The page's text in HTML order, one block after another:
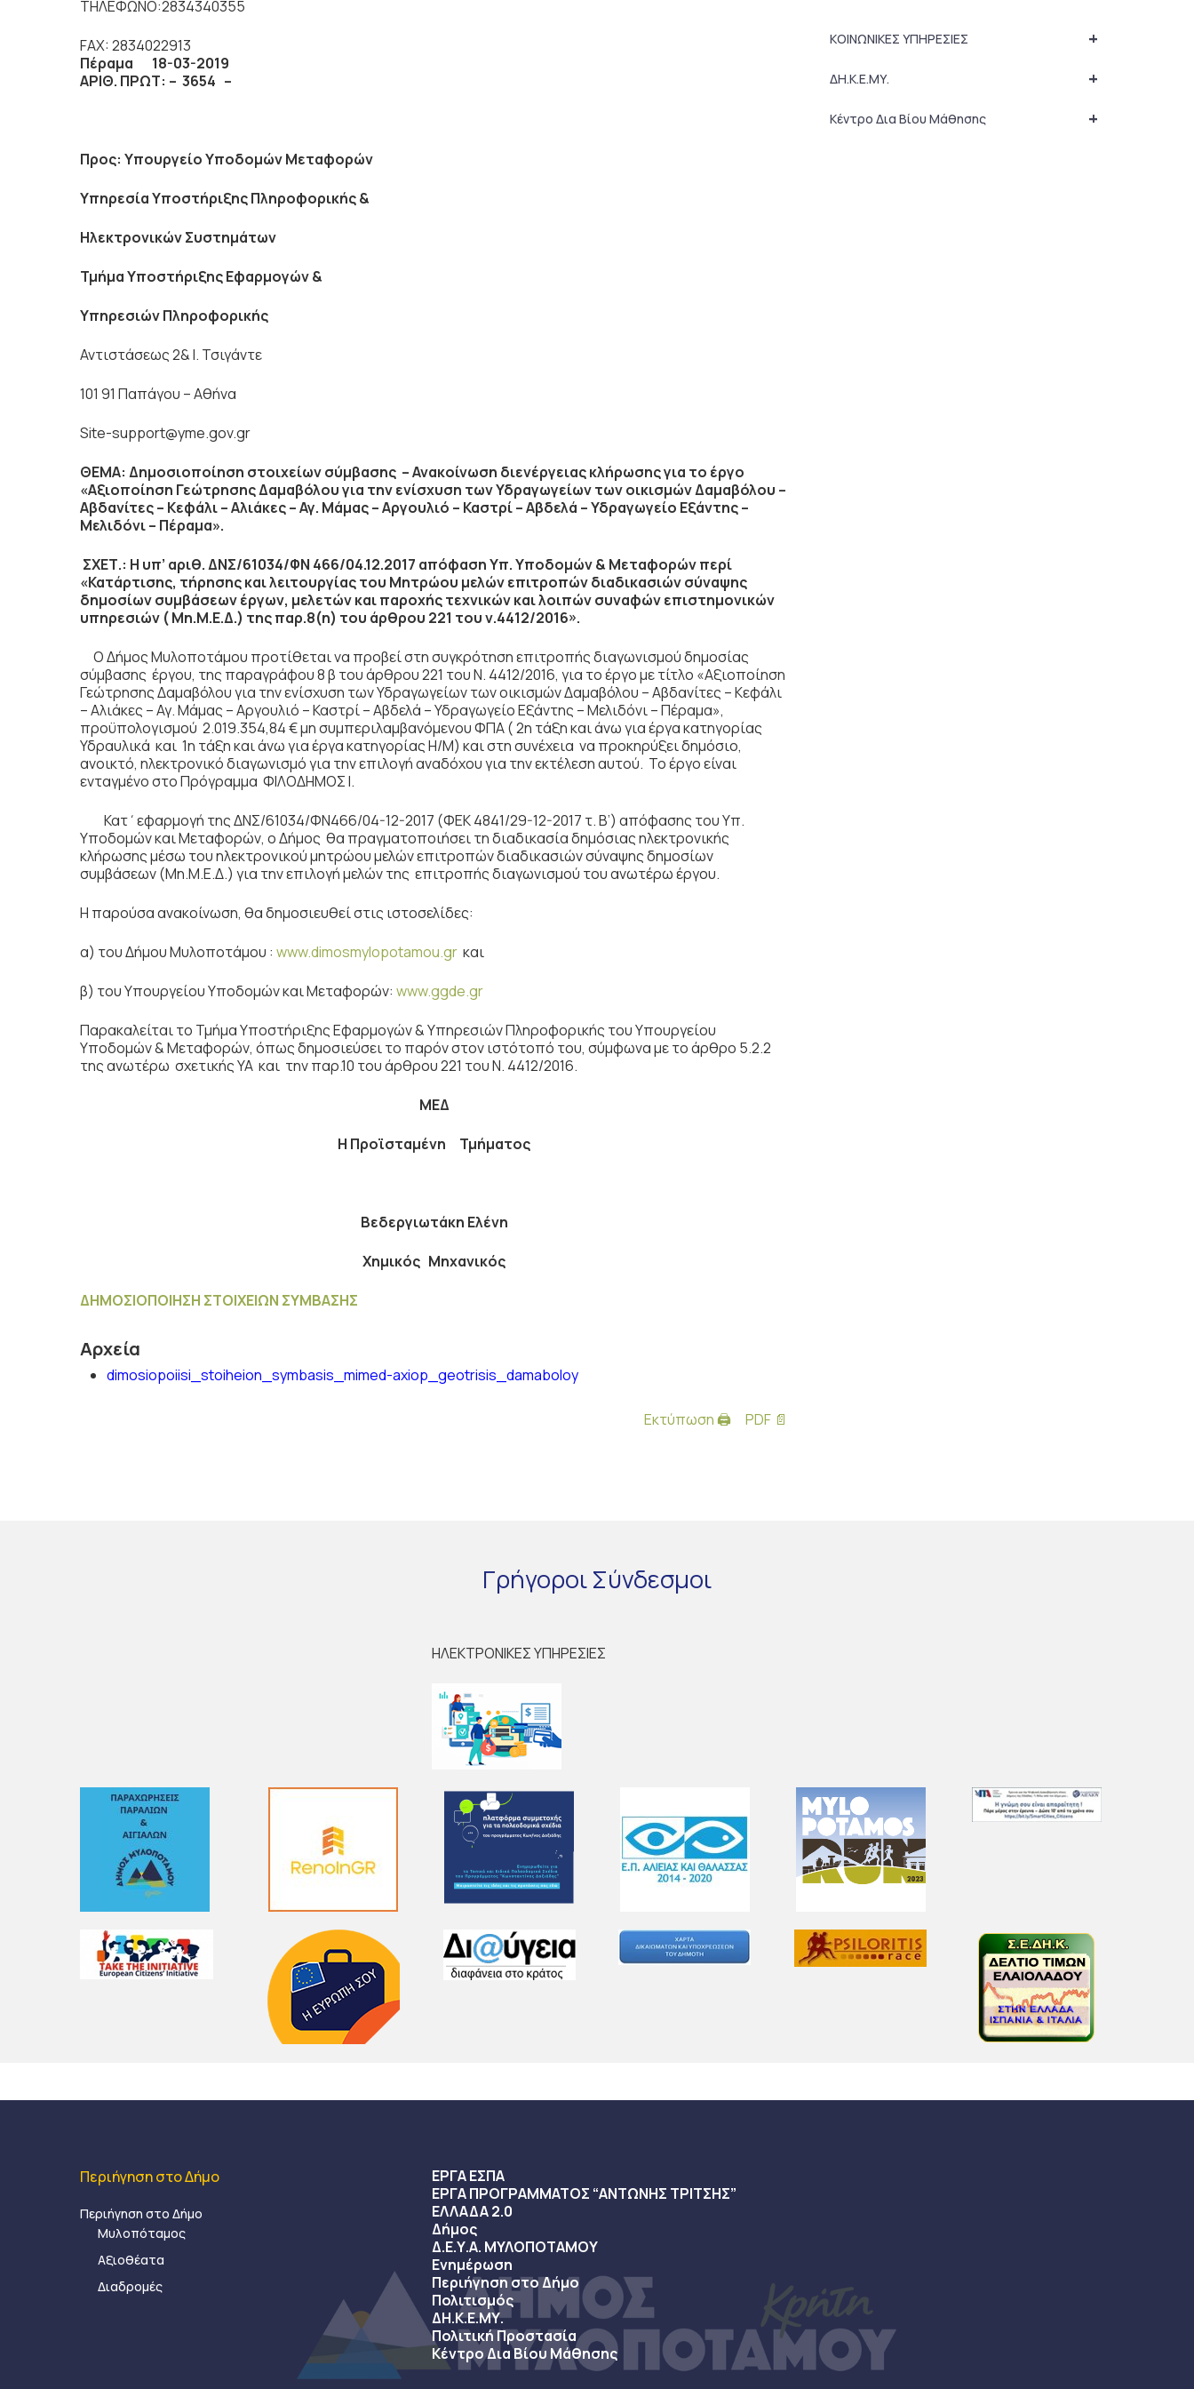
ΤΗΛΕΦΩΝΟ:2834340355
FAX: 2834022913
Πέραμα 18-03-2019
ΑΡΙΘ. ΠΡΩΤ: – 3654 –
Προς: Υπουργείο Υποδομών Μεταφορών
Υπηρεσία Υποστήριξης Πληροφορικής &
Ηλεκτρονικών Συστημάτων
Τμήμα Υποστήριξης Εφαρμογών &
Υπηρεσιών Πληροφορικής
Αντιστάσεως 2& Ι. Τσιγάντε
101 91 Παπάγου – Αθήνα
Site-support@yme.gov.gr
ΘΕΜΑ: Δημοσιοποίηση στοιχείων σύμβασης – Ανακοίνωση διενέργειας κλήρωσης για το έργο
«Αξιοποίηση Γεώτρησης Δαμαβόλου για την ενίσχυση των Υδραγωγείων των οικισμών Δαμαβόλου –
Αβδανίτες – Κεφάλι – Αλιάκες – Αγ. Μάμας – Αργουλιό – Καστρί – Αβδελά – Υδραγωγείο Εξάντης –
Μελιδόνι – Πέραμα».
ΣΧΕΤ.: Η υπ’ αριθ. ΔΝΣ/61034/ΦΝ 466/04.12.2017 απόφαση Υπ. Υποδομών & Μεταφορών περί
«Κατάρτισης, τήρησης και λειτουργίας του Μητρώου μελών επιτροπών διαδικασιών σύναψης
δημοσίων συμβάσεων έργων, μελετών και παροχής τεχνικών και λοιπών συναφών επιστημονικών
υπηρεσιών ( Μη.Μ.Ε.Δ.) της παρ.8(η) του άρθρου 221 του ν.4412/2016».
Ο Δήμος Μυλοποτάμου προτίθεται να προβεί στη συγκρότηση επιτροπής διαγωνισμού δημοσίας
σύμβασης έργου, της παραγράφου 8 β του άρθρου 221 του Ν. 4412/2016, για το έργο με τίτλο «Αξιοποίηση
Γεώτρησης Δαμαβόλου για την ενίσχυση των Υδραγωγείων των οικισμών Δαμαβόλου – Αβδανίτες – Κεφάλι
– Αλιάκες – Αγ. Μάμας – Αργουλιό – Καστρί – Αβδελά – Υδραγωγείο Εξάντης – Μελιδόνι – Πέραμα»,
προϋπολογισμού 2.019.354,84 € μη συμπεριλαμβανόμενου ΦΠΑ ( 2η τάξη και άνω για έργα κατηγορίας
Υδραυλικά και 1η τάξη και άνω για έργα κατηγορίας Η/Μ) και στη συνέχεια να προκηρύξει δημόσιο,
ανοικτό, ηλεκτρονικό διαγωνισμό για την επιλογή αναδόχου για την εκτέλεση αυτού. Το έργο είναι
ενταγμένο στο Πρόγραμμα ΦΙΛΟΔΗΜΟΣ Ι.
Κατ΄εφαρμογή της ΔΝΣ/61034/ΦΝ466/04-12-2017 (ΦΕΚ 4841/29-12-2017 τ. Β’) απόφασης του Υπ.
Υποδομών και Μεταφορών, ο Δήμος θα πραγματοποιήσει τη διαδικασία δημόσιας ηλεκτρονικής
κλήρωσης μέσω του ηλεκτρονικού μητρώου μελών επιτροπών διαδικασιών σύναψης δημοσίων
συμβάσεων (Μη.Μ.Ε.Δ.) για την επιλογή μελών της επιτροπής διαγωνισμού του ανωτέρω έργου.
Η παρούσα ανακοίνωση, θα δημοσιευθεί στις ιστοσελίδες:
α) του Δήμου Μυλοποτάμου : www.dimosmylopotamou.gr και
β) του Υπουργείου Υποδομών και Μεταφορών: www.ggde.gr
Παρακαλείται το Τμήμα Υποστήριξης Εφαρμογών & Υπηρεσιών Πληροφορικής του Υπουργείου
Υποδομών & Μεταφορών, όπως δημοσιεύσει το παρόν στον ιστότοπό του, σύμφωνα με το άρθρο 5.2.2
της ανωτέρω σχετικής ΥΑ και την παρ.10 του άρθρου 221 του Ν. 4412/2016.
ΜΕΔ
Η Προϊσταμένη Τμήματος
Βεδεργιωτάκη Ελένη
Χημικός Μηχανικός
ΔΗΜΟΣΙΟΠΟΙΗΣΗ ΣΤΟΙΧΕΙΩΝ ΣΥΜΒΑΣΗΣ
Αρχεία
dimosiopoiisi_stoiheion_symbasis_mimed-axiop_geotrisis_damaboloy
Εκτύπωση 🖨 PDF 📄
+
ΚΟΙΝΩΝΙΚΕΣ ΥΠΗΡΕΣΙΕΣ
+
ΔΗ.Κ.Ε.ΜΥ.
+
Κέντρο Δια Βίου Μάθησης
ΓρήγοροιΣύνδεσμοι
ΗΛΕΚΤΡΟΝΙΚΕΣ ΥΠΗΡΕΣΙΕΣ
Περιήγηση στο Δήμο
Περιήγηση στο Δήμο
Μυλοπόταμος
Αξιοθέατα
Διαδρομές
ΕΡΓΑ ΕΣΠΑ
ΕΡΓΑ ΠΡΟΓΡΑΜΜΑΤΟΣ “ΑΝΤΩΝΗΣ ΤΡΙΤΣΗΣ”
ΕΛΛΑΔΑ 2.0
Δήμος
Δ.Ε.Υ.Α. ΜΥΛΟΠΟΤΑΜΟΥ
Ενημέρωση
Περιήγηση στο Δήμο
Πολιτισμός
ΔΗ.Κ.Ε.ΜΥ.
Πολιτική Προστασία
Κέντρο Δια Βίου Μάθησης